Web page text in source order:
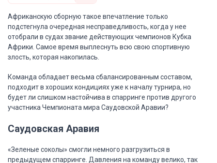
Африканскую сборную такое впечатление только
подстегнула очередная несправедливость, когда у нее
отобрали в судах звание действующих чемпионов Кубка
Африки. Самое время выплеснуть всю свою спортивную
злость, которая накопилась.
Команда обладает весьма сбалансированным составом,
подходит в хороших кондициях уже к началу турнира, но
будет ли слишком настойчива в спарринге против другого
участника Чемпионата мира Саудовской Аравии?
Саудовская Аравия
«Зеленые соколы» смогли немного разгрузиться в
предыдущем спарринге. Давления на команду велико, так